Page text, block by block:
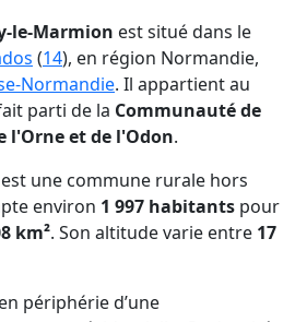
le-Marmion est situé dans le
(14), en région Normandie,
Normandie. Il appartient au
parti de la Communauté de
l'Orne et de l'Odon.
une commune rurale hors
environ 1 997 habitants pour
km². Son altitude varie entre 17
périphérie d’une